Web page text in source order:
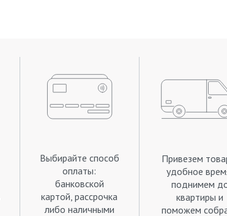
Выбирайте способ
оплаты:
банковской
картой, рассрочка
либо наличными
Привезем
удобное
поднимем
квартиры и
поможем